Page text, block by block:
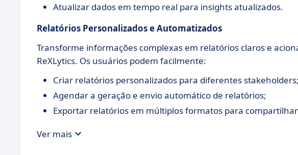
Atualizar dados em tempo real para insights atualizados.
Relatórios Personalizados e Automatizados
Transforme informações complexas em relatórios claros e
ReXLytics. Os usuários podem facilmente:
Criar relatórios personalizados para diferentes stakeholders;
Agendar a geração e envio automático de relatórios;
Exportar relatórios em múltiplos formatos para
Ver mais